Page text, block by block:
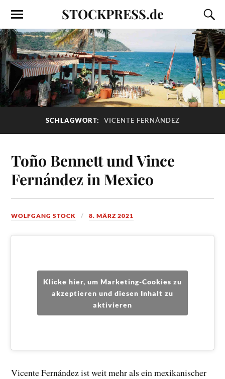
STOCKPRESS.de
SCHLAGWORT: VICENTE FERNÁNDEZ
Toño Bennett und Vince
Fernández in Mexico
WOLFGANG STOCK 8. MÄRZ 2021
Klicke hier, um Marketing-Cookies zu
akzeptieren und diesen Inhalt zu
aktivieren
Vicente Fernández ist weit mehr als ein mexikanischer